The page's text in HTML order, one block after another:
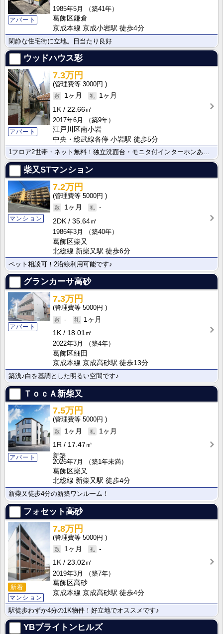
アパート
1985年5月
（築41年）
葛飾区鎌倉
京成本線 京成小岩駅 徒歩4分
閑静な住宅街に立地。日当たり良好
ウッドハウス彩
アパート
7.3万円
3000円
1ヶ月
1ヶ月
1K
22.66㎡
2017年6月
（築9年）
江戸川区南小岩
中央・総武線各停 小岩駅 徒歩5分
1フロア2世帯・ネット無料！独立洗面台・モニタ付インターホンあり(^^)
柴又STマンション
マンション
7.2万円
5000円
1ヶ月
-
2DK
35.64㎡
1986年3月
（築40年）
葛飾区柴又
北総線 新柴又駅 徒歩6分
ペット相談可！2沿線利用可能です♪
グランカーサ高砂
アパート
7.3万円
5000円
-
1ヶ月
1K
18.01㎡
2022年3月
（築4年）
葛飾区細田
京成本線 京成高砂駅 徒歩13分
築浅♪白を基調とした明るい空間です♪
ＴｏｃＡ新柴又
アパート
7.5万円
5000円
1ヶ月
1ヶ月
1R
17.47㎡
新築
2026年7月
（築1年未満）
葛飾区柴又
北総線 新柴又駅 徒歩4分
新柴又徒歩4分の新築ワンルーム！
フォセット高砂
新着
マンション
7.8万円
5000円
1ヶ月
-
1K
23.02㎡
2019年3月
（築7年）
葛飾区高砂
京成本線 京成高砂駅 徒歩4分
駅徒歩わずか4分の1K物件！好立地でオススメです♪
YBブライトンヒルズ